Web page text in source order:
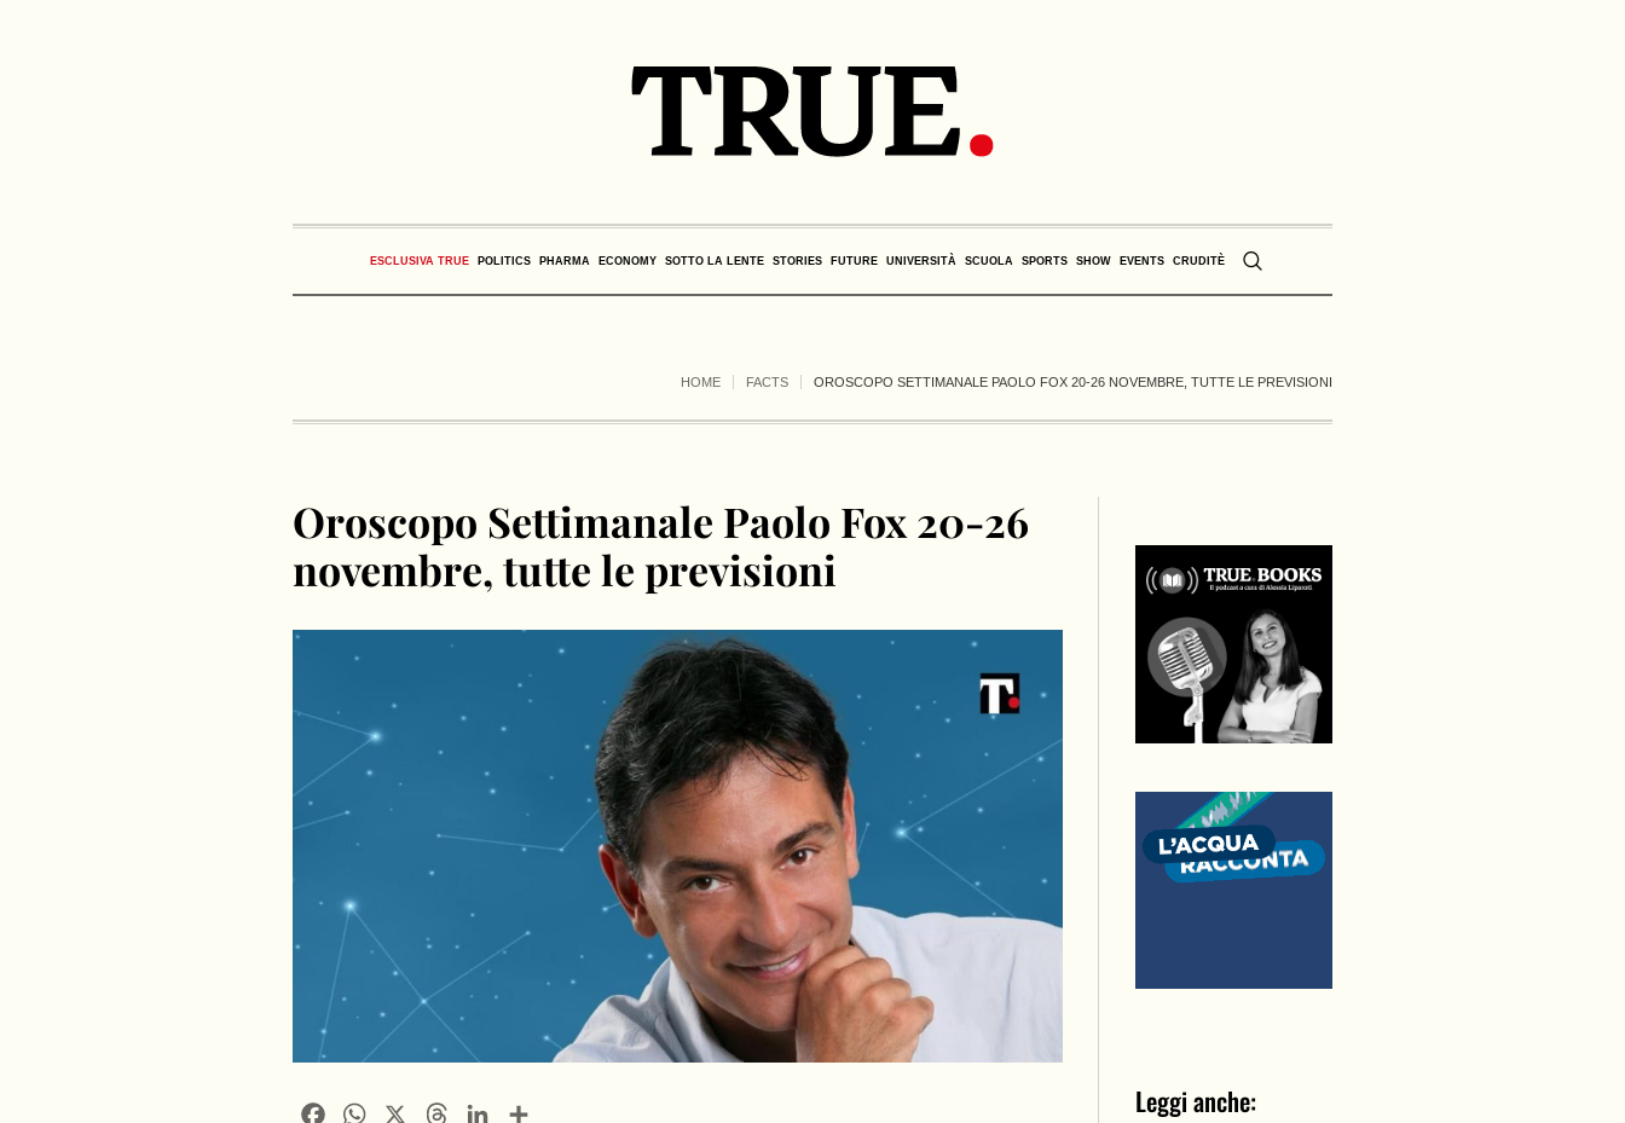
ESCLUSIVA TRUE POLITICS PHARMA ECONOMY SOTTO LA LENTE STORIES FUTURE UNIVERSITÀ SCUOLA SPORTS SHOW EVENTS CRUDITÈ
HOME FACTS OROSCOPO SETTIMANALE PAOLO FOX 20-26 NOVEMBRE, TUTTE LE PREVISIONI
Oroscopo Settimanale Paolo Fox 20-26
novembre, tutte le previsioni
FacebookWhatsApp ThreadsLinkedIn Leggi anche: